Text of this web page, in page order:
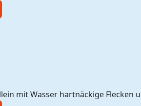
mit Wasser hartnäckige Flecken